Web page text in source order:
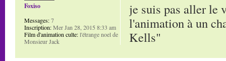
je suis pas aller le
l'animation à un
Kells"
Foxiso
Messages:7
Inscription:Mer Jan 28, 2015 8:33 am
Film d'animation culte:l'étrange noel de
Monsieur Jack